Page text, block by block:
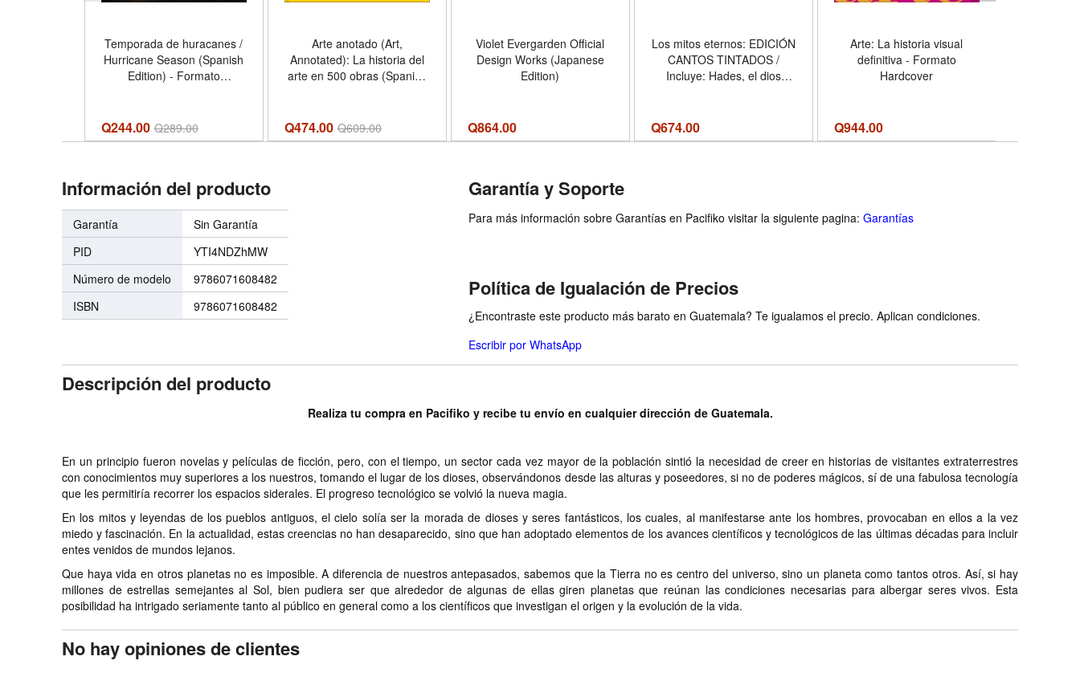
Temporada de huracanes /
Hurricane Season (Spanish
Edition) - Formato
Q244.00 Q289.00
Arte anotado (Art,
Annotated): La historia del
arte en 500 obras (Spanish
Q474.00 Q609.00
Violet Evergarden Official
Design Works (Japanese
Edition)
Q864.00
Los mitos eternos: EDICIÓN
CANTOS TINTADOS /
Incluye: Hades, el dios
Sísifo, el hombre que
engañó a la muerte -
Q674.00
Arte: La historia visual
definitiva - Formato
Hardcover
Q944.00
Información del producto
Garantía
Sin Garantía
PID
YTI4NDZhMW
Número de modelo
9786071608482
ISBN
9786071608482
Garantía y Soporte
Para más información sobre Garantías en Pacifiko visitar la siguiente pagina: Garantías
Política de Igualación de Precios
¿Encontraste este producto más barato en Guatemala? Te igualamos el precio. Aplican condiciones.
Escribir por WhatsApp
Descripción del producto
Realiza tu compra en Pacifiko y recibe tu envío en cualquier dirección de Guatemala.
En un principio fueron novelas y películas de ficción, pero, con el tiempo, un sector cada vez mayor de la población sintió la necesidad de creer en historias de visitantes extraterrestres
con conocimientos muy superiores a los nuestros, tomando el lugar de los dioses, observándonos desde las alturas y poseedores, si no de poderes mágicos, sí de una fabulosa tecnología
que les permitiría recorrer los espacios siderales. El progreso tecnológico se volvió la nueva magia.
En los mitos y leyendas de los pueblos antiguos, el cielo solía ser la morada de dioses y seres fantásticos, los cuales, al manifestarse ante los hombres, provocaban en ellos a la vez
miedo y fascinación. En la actualidad, estas creencias no han desaparecido, sino que han adoptado elementos de los avances científicos y tecnológicos de las últimas décadas para incluir
entes venidos de mundos lejanos.
Que haya vida en otros planetas no es imposible. A diferencia de nuestros antepasados, sabemos que la Tierra no es centro del universo, sino un planeta como tantos otros. Así, si hay
millones de estrellas semejantes al Sol, bien pudiera ser que alrededor de algunas de ellas giren planetas que reúnan las condiciones necesarias para albergar seres vivos. Esta
posibilidad ha intrigado seriamente tanto al público en general como a los científicos que investigan el origen y la evolución de la vida.
No hay opiniones de clientes